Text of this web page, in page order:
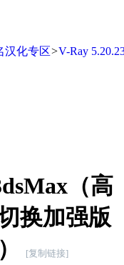
汉化专区>V-Ray
（高
换加强版
[复制链接]